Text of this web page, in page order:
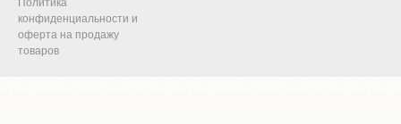
Политика
конфиденциальности и
оферта на продажу
товаров